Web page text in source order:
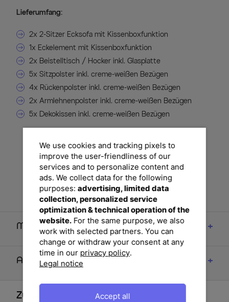
Lieferumfang:
2x 2-Sitzer Ecksofa mit Kissenboxfunktion
1x Eckelement mit Kissenboxfunktion
2x Beistelltisch / Hocker inkl. Glasplatte
5x Sitzpolster inkl. creme-weißen Bezügen
4x Rückenpolster inkl. creme-weißen Bezügen
2x Armlehnenpolster inkl. creme-weißen Bezügen
5x Dekokissen inkl. creme-weißen Bezügen
Maße
Artikelmerkmale & Materialien
Zubehör
We use cookies and tracking pixels to
improve the user-friendliness of our
services and to personalize content and
ads. We collect data for the following
purposes: advertising, limited data
collection, personalized service
optimization & technical operation of the
website.For the same purpose, we also
work with selected partners. You can
change or withdraw your consent at any
time in our privacy policy.
Legal notice
Accept all